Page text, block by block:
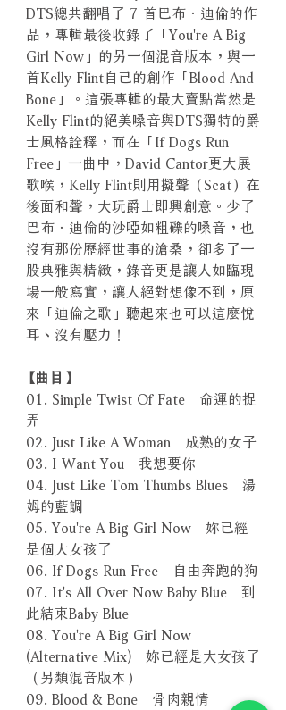
DTS總共翻唱了 7 首巴布．迪倫的作
品，專輯最後收錄了「You're A Big
Girl Now」的另一個混音版本，與一
首Kelly Flint自己的創作「Blood And
Bone」。這張專輯的最大賣點當然是
Kelly Flint的絕美嗓音與DTS獨特的爵
士風格詮釋，而在「If Dogs Run
Free」一曲中，David Cantor更大展
歌喉，Kelly Flint則用擬聲（Scat）在
後面和聲，大玩爵士即興創意。少了
巴布．迪倫的沙啞如粗礫的嗓音，也
沒有那份歷經世事的滄桑，卻多了一
股典雅與精緻，錄音更是讓人如臨現
場一般寫實，讓人絕對想像不到，原
來「迪倫之歌」聽起來也可以這麼悅
耳、沒有壓力！
【曲目】
01. Simple Twist Of Fate 命運的捉
弄
02. Just Like A Woman 成熟的女子
03. I Want You 我想要你
04. Just Like Tom Thumbs Blues 湯
姆的藍調
05. You're A Big Girl Now 妳已經
是個大女孩了
06. If Dogs Run Free 自由奔跑的狗
07. It's All Over Now Baby Blue 到
此結束Baby Blue
08. You're A Big Girl Now
(Alternative Mix) 妳已經是大女孩了
（另類混音版本）
09. Blood & Bone 骨肉親情